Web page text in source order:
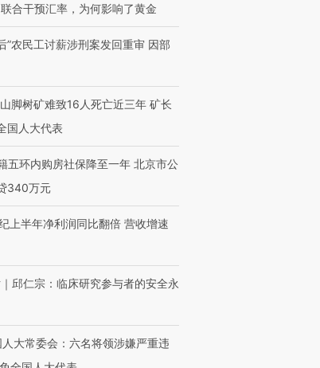
合干预汇率，为何影响了黄金
”农民工讨薪涉刑案发回重审 因部
脚树矿难致16人死亡近三年 矿长
国人大代表
五环内购房社保降至一年 北京市公
340万元
上半年净利润同比翻倍 营收增速
邱仁宗：临床研究参与者的安全永
大常委会：六名将领涉嫌严重违